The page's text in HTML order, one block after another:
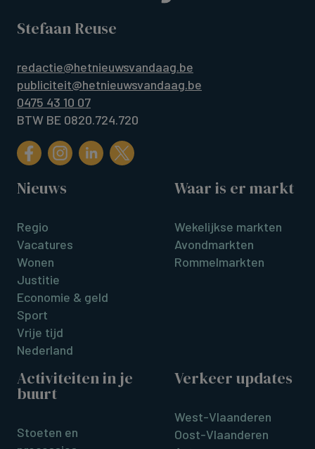
Stefaan Reuse
redactie@hetnieuwsvandaag.be
publiciteit@hetnieuwsvandaag.be
0475 43 10 07
BTW BE 0820.724.720
Nieuws
Regio
Vacatures
Wonen
Justitie
Economie & geld
Sport
Vrije tijd
Nederland
Waar is er markt
Wekelijkse markten
Avondmarkten
Rommelmarkten
Activiteiten in je
buurt
Stoeten en
Verkeer updates
West-Vlaanderen
Oost-Vlaanderen